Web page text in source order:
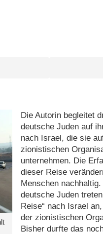
Die Autorin begleitet
deutsche Juden auf
nach Israel, die sie
zionistischen
unternehmen. Die
dieser Reise
Menschen
deutsche Juden
Reise“ nach Israel
der zionistischen
Bisher durfte das